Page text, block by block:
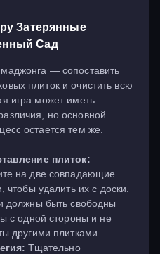
Затерянные
Сад
— сопоставить
плиток и очистить всю
игра может иметь
но основной
остается тем же.
плиток:
на две совпадающие
чтобы удалить их с доски.
должны быть свободны
с одной стороны и не
другими плитками.
Тщательно